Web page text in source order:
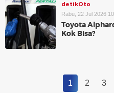
detikOto
Rabu, 22 Jul 2026
Toyota
Kok Bisa?
1 2 3